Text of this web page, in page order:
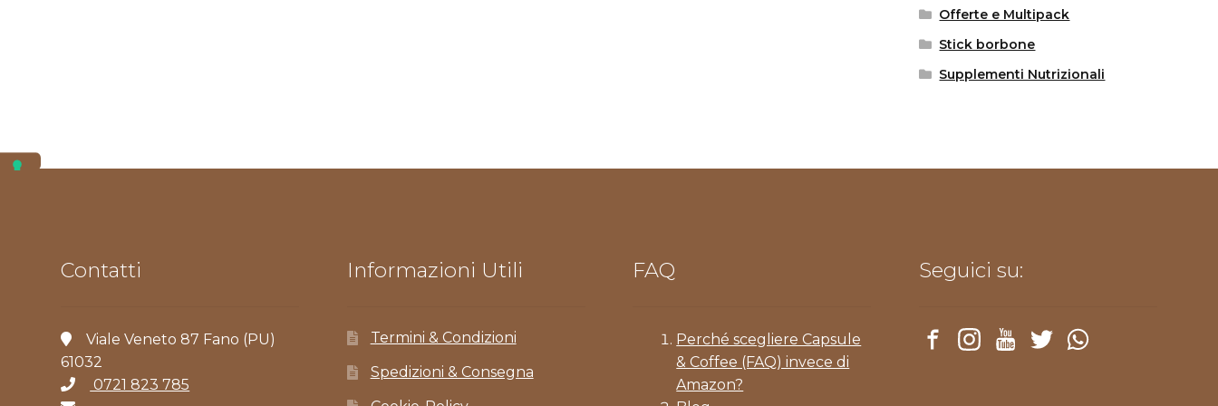
Offerte e Multipack
Stick borbone
Supplementi Nutrizionali
Contatti
Viale Veneto 87 Fano (PU)
61032
0721 823 785
Informazioni Utili
Termini & Condizioni
Spedizioni & Consegna
FAQ
Perché scegliere Capsule
& Coffee (FAQ) invece di
Amazon?
Seguici su: